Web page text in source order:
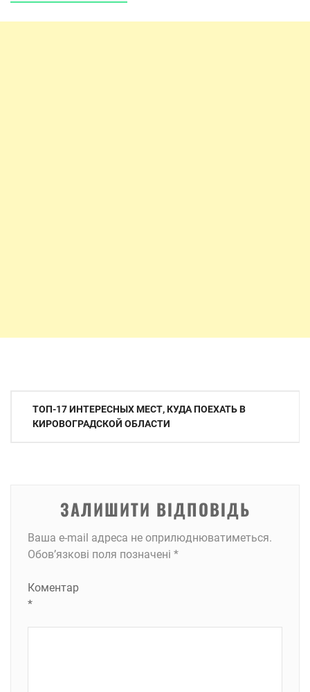
Навігація
записів
ТОП-17 ИНТЕРЕСНЫХ МЕСТ, КУДА ПОЕХАТЬ В
КИРОВОГРАДСКОЙ ОБЛАСТИ
ЗАЛИШИТИ ВІДПОВІДЬ
Ваша e-mail адреса не оприлюднюватиметься.
Обов’язкові поля позначені *
Коментар
*